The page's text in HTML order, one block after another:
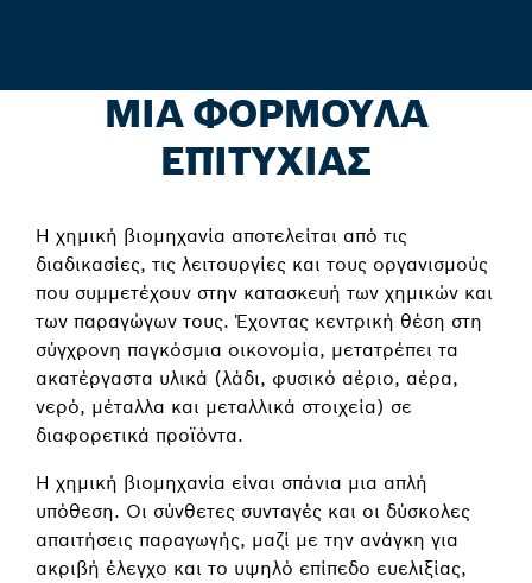
ΜΙΑ ΦΟΡΜΟΥΛΑ
ΕΠΙΤΥΧΙΑΣ
Η χημική βιομηχανία αποτελείται από τις
διαδικασίες, τις λειτουργίες και τους οργανισμούς
που συμμετέχουν στην κατασκευή των χημικών και
των παραγώγων τους. Έχοντας κεντρική θέση στη
σύγχρονη παγκόσμια οικονομία, μετατρέπει τα
ακατέργαστα υλικά (λάδι, φυσικό αέριο, αέρα,
νερό, μέταλλα και μεταλλικά στοιχεία) σε
διαφορετικά προϊόντα.
Η χημική βιομηχανία είναι σπάνια μια απλή
υπόθεση. Οι σύνθετες συνταγές και οι δύσκολες
απαιτήσεις παραγωγής, μαζί με την ανάγκη για
ακριβή έλεγχο και το υψηλό επίπεδο ευελιξίας,